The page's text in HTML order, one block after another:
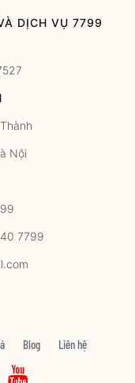
DỊCH VỤ 7799
Nội
7799
Blog Liên hệ